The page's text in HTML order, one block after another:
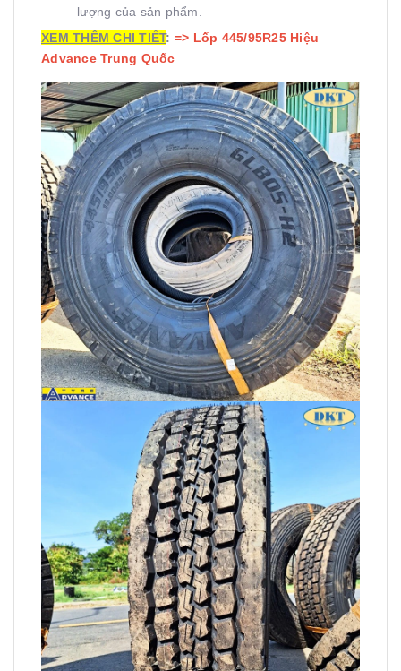
lượng của sản phẩm.
XEM THÊM CHI TIẾT: => Lốp 445/95R25 Hiệu
Advance Trung Quốc